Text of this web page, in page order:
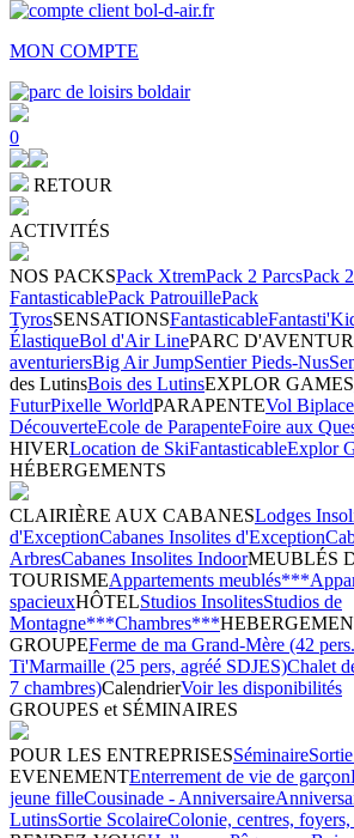
MON COMPTE
0
RETOUR
ACTIVITÉS
NOS PACKSPack XtremPack 2 ParcsPack
FantasticablePack PatrouillePack
TyrosSENSATIONSFantasticable
ÉlastiqueBol d'Air LinePARC
aventuriersBig Air JumpSentier Pieds-Nus
des LutinsBois des LutinsEXPLOR GAMES
FuturPixelle WorldPARAPENTEVol
DécouverteEcole de ParapenteFoire aux
HIVERLocation de SkiFantasticableExplor
HÉBERGEMENTS
CLAIRIÈRE AUX CABANESLodges
d'ExceptionCabanes Insolites d'Exception
ArbresCabanes Insolites IndoorMEUBLÉS
TOURISMEAppartements meublés***
spacieuxHÔTELStudios InsolitesStudios de
Montagne***Chambres***
GROUPEFerme de ma Grand-Mère (42
Ti'Marmaille (25 pers, agréé SDJES)Chalet
7 chambres)CalendrierVoir les disponibilités
GROUPES et SÉMINAIRES
POUR LES ENTREPRISESSéminaire
EVENEMENTEnterrement de vie de garçon
jeune filleCousinade - Anniversaire
LutinsSortie ScolaireColonie, centres,